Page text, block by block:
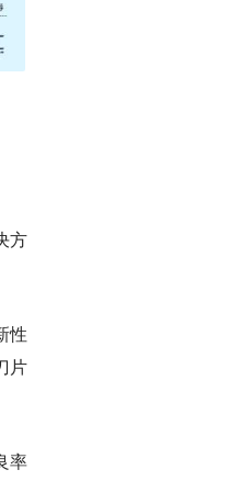
方
性
片
率